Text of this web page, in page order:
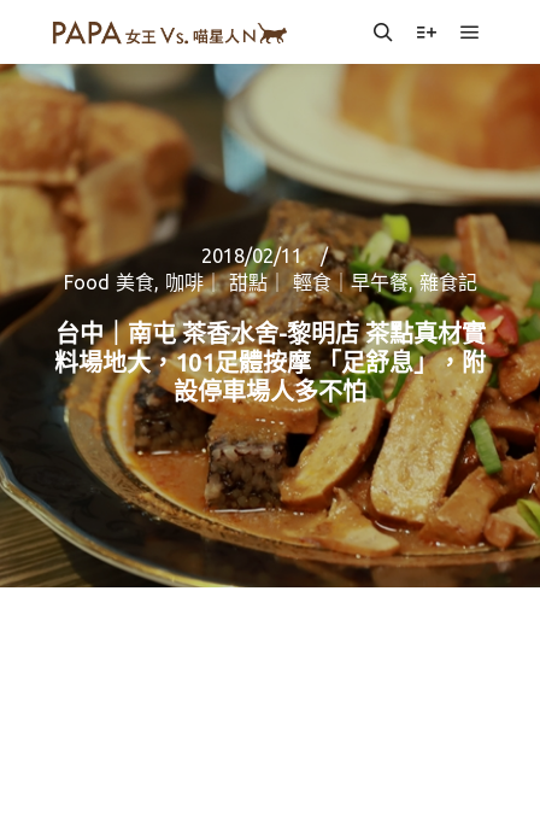
SearchMore info
Main
2018/02/11
Food 美食, 咖啡｜ 甜點｜ 輕食｜早午餐,雜食記
台中｜南屯 茶香水舍-黎明店 茶點真材實
料場地大，101足體按摩 「足舒息」，附
設停車場人多不怕